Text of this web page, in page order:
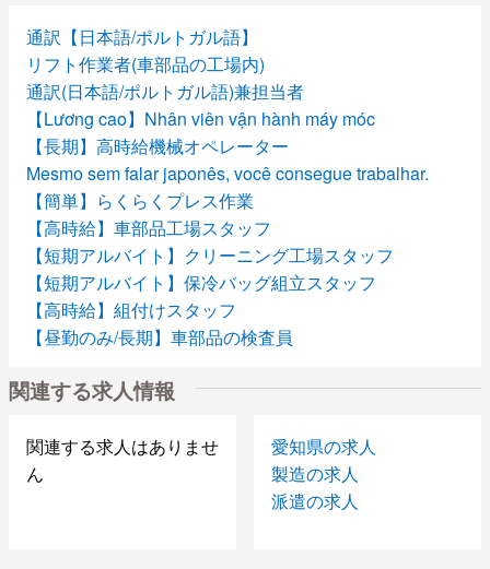
通訳【日本語/ポルトガル語】
リフト作業者(車部品の工場内)
通訳(日本語/ポルトガル語)兼担当者
【Lương cao】Nhân viên vận hành máy móc
【長期】高時給機械オペレーター
Mesmo sem falar japonês, você consegue trabalhar.
【簡単】らくらくプレス作業
【高時給】車部品工場スタッフ
【短期アルバイト】クリーニング工場スタッフ
【短期アルバイト】保冷バッグ組立スタッフ
【高時給】組付けスタッフ
【昼勤のみ/長期】車部品の検査員
【中高年活躍中】機械オペレーター/検査のお仕事
【時間相談可】検査スタッフパート
【日勤/2交替】機械オペレーター【男性活躍中】
関連する求人情報
関連する求人はありませ
ん
愛知県の求人
製造の求人
派遣の求人